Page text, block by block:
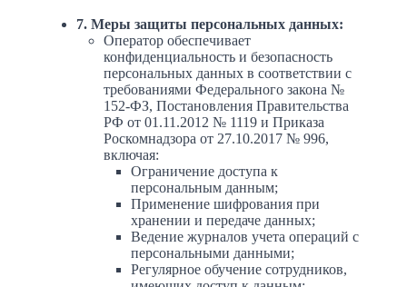
7. Меры защиты персональных данных:
Оператор обеспечивает
конфиденциальность и безопасность
персональных данных в соответствии с
требованиями Федерального закона №
152-ФЗ, Постановления Правительства
РФ от 01.11.2012 № 1119 и Приказа
Роскомнадзора от 27.10.2017 № 996,
включая:
Ограничение доступа к
персональным данным;
Применение шифрования при
хранении и передаче данных;
Ведение журналов учета операций с
персональными данными;
Регулярное обучение сотрудников,